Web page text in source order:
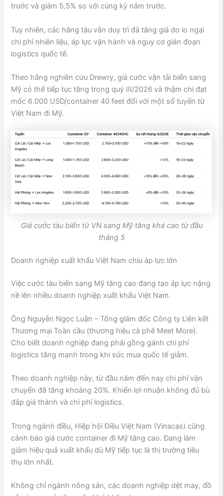
trước và giảm 5,5% so với cùng kỳ năm trước.
Tuy nhiên, các hãng tàu vẫn duy trì đà tăng giá do lo ngại
chi phí nhiên liệu, áp lực vận hành và nguy cơ gián đoạn
logistics quốc tế.
Theo hãng nghiên cứu Drewry, giá cước vận tải biển sang
Mỹ có thể tiếp tục tăng trong quý III/2026 và thậm chí đạt
mốc 6.000 USD/container 40 feet đối với một số tuyến từ
Việt Nam đi Mỹ.
Giá cước tàu biển từ VN sang Mỹ tăng khá cao từ đầu
tháng 5
Doanh nghiệp xuất khẩu Việt Nam chịu áp lực lớn
Việc cước tàu biển sang Mỹ tăng cao đang tạo áp lực nặng
nề lên nhiều doanh nghiệp xuất khẩu Việt Nam.
Ông Nguyễn Ngọc Luận – Tổng giám đốc Công ty Liên kết
Thương mại Toàn cầu (thương hiệu cà phê Meet More).
Cho biết doanh nghiệp đang phải gồng gánh chi phí
logistics tăng mạnh trong khi sức mua quốc tế giảm.
Theo doanh nghiệp này, từ đầu năm đến nay chi phí vận
chuyển đã tăng khoảng 20%. Khiến lợi nhuận không đủ bù
đắp giá thành và chi phí logistics.
Trong ngành điều, Hiệp hội Điều Việt Nam (Vinacas) cũng
cảnh báo giá cước container đi Mỹ tăng cao. Đang làm
giảm hiệu quả xuất khẩu dù Mỹ tiếp tục là thị trường tiêu
thụ lớn nhất.
Không chỉ ngành nông sản, các doanh nghiệp dệt may, đồ